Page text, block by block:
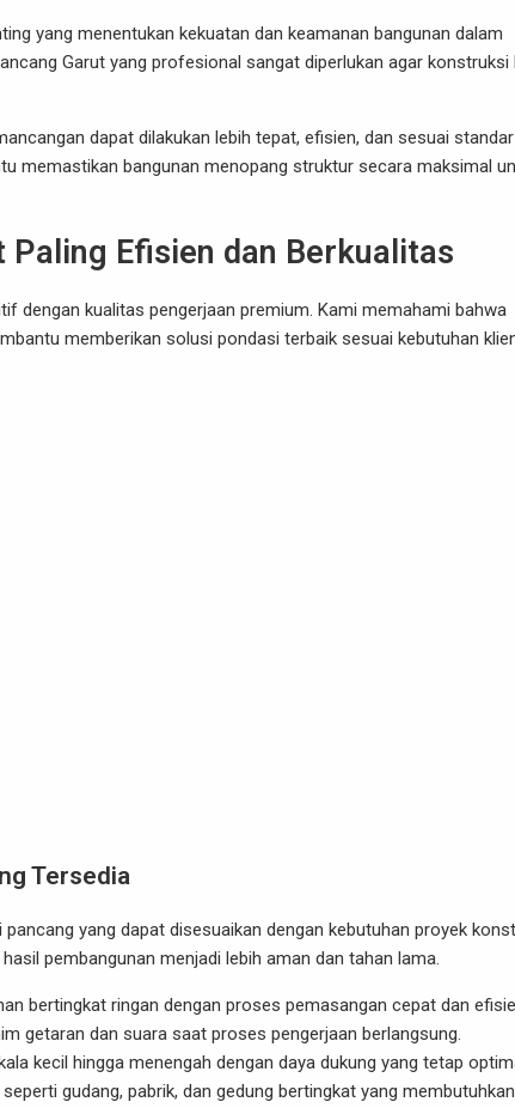
yang menentukan kekuatan dan keamanan bangunan dalam
Garut yang profesional sangat diperlukan agar konstruksi
dapat dilakukan lebih tepat, efisien, dan sesuai standar
memastikan bangunan menopang struktur secara maksimal
Paling Efisien dan Berkualitas
dengan kualitas pengerjaan premium. Kami memahami bahwa
memberikan solusi pondasi terbaik sesuai kebutuhan
Tersedia
yang dapat disesuaikan dengan kebutuhan proyek
pembangunan menjadi lebih aman dan tahan lama.
bertingkat ringan dengan proses pemasangan cepat dan
getaran dan suara saat proses pengerjaan berlangsung.
kecil hingga menengah dengan daya dukung yang tetap
gudang, pabrik, dan gedung bertingkat yang membutuhkan